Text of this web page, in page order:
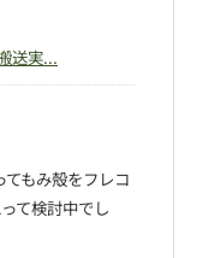
送実...
もみ殻をフレコ
て検討中でし